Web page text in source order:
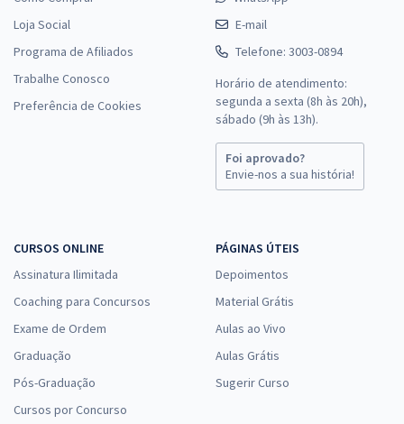
Loja Social
Programa de Afiliados
Trabalhe Conosco
Preferência de Cookies
E-mail
Telefone: 3003-0894
Horário de atendimento:
segunda a sexta (8h às 20h),
sábado (9h às 13h).
Foi aprovado?
Envie-nos a sua história!
CURSOS ONLINE
Assinatura Ilimitada
Coaching para Concursos
Exame de Ordem
Graduação
Pós-Graduação
Cursos por Concurso
PÁGINAS ÚTEIS
Depoimentos
Material Grátis
Aulas ao Vivo
Aulas Grátis
Sugerir Curso